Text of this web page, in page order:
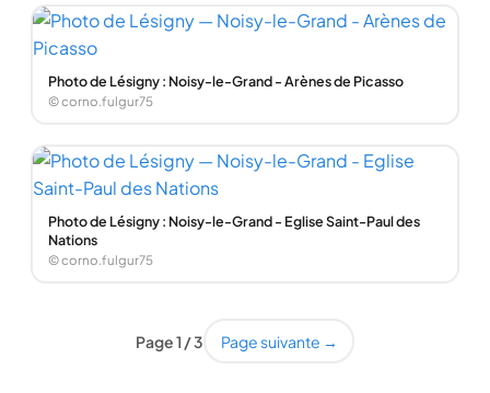
Photo de Lésigny : Noisy-le-Grand - Arènes de Picasso
© corno.fulgur75
Photo de Lésigny : Noisy-le-Grand - Eglise Saint-Paul des
Nations
© corno.fulgur75
Page 1 / 3 Page suivante →